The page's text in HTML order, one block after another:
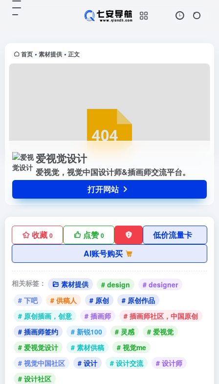
首页 • 素材提供 • 正文
爱视觉设计
爱视觉，视觉中国设计师&插画师交流平台。
打开网站
收藏 0 点赞0
低价流量卡
AI账号购买
相关标签： 素材提供 # design
# designer
# 下吧
# 供稿人 # 原创
# 原创作品
# 原创插画，创意
# 插画师
# 插画师社区，中国原创
# 插画师签约
# 新锐100 # 灵感
# 爱视觉
# 爱视觉设计
# 素材供稿
# 视觉me
# 视觉中国社区
# 设计 # 设计交流
# 设计师
# 设计社区